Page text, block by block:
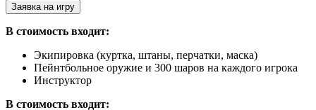
Заявка на игру
В стоимость входит:
Экипировка (куртка, штаны, перчатки, маска)
Пейнтбольное оружие и 300 шаров на каждого игрока
Инструктор
В стоимость входит: